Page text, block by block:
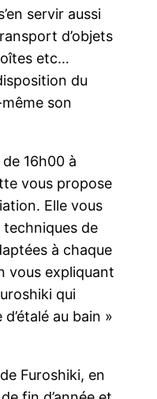
servir aussi
d’objets
etc…
du
son
de 16h00 à
vous propose
Elle vous
de
à chaque
vous expliquant
qui
au bain »
Furoshiki, en